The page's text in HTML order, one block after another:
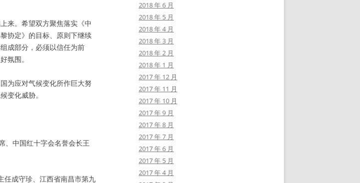
来。希望双方聚焦落实《中
协定》的目标、原则下继续
成部分，必须以信任为前
氛围。
为应对气候变化所作巨大努
变化威胁。
、中国红十字会名誉会长王
任成守珍、江西省南昌市第九
2018 年 6 月
2018 年 5 月
2018 年 4 月
2018 年 3 月
2018 年 2 月
2018 年 1 月
2017 年 12 月
2017 年 11 月
2017 年 10 月
2017 年 9 月
2017 年 8 月
2017 年 7 月
2017 年 6 月
2017 年 5 月
2017 年 4 月